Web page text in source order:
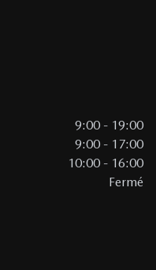
9:00 - 19:00
9:00 - 17:00
10:00 - 16:00
Fermé